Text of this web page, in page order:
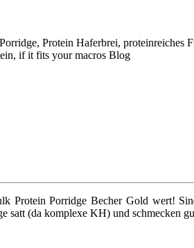
Protein Porridge Becher Gold wert!
satt (da komplexe KH) und schmecken